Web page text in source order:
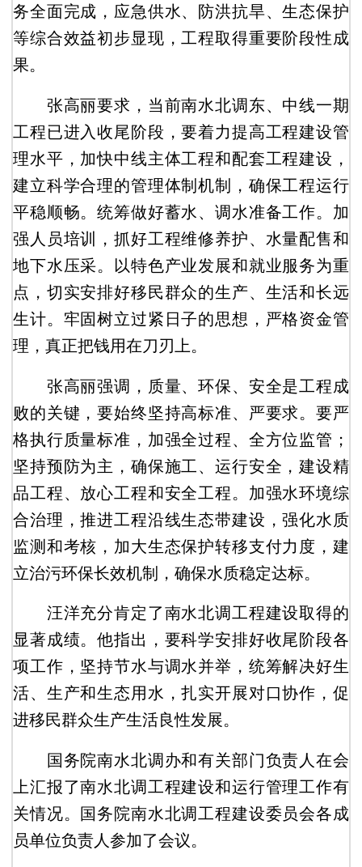
务全面完成，应急供水、防洪抗旱、生态保护
等综合效益初步显现，工程取得重要阶段性成
果。
张高丽要求，当前南水北调东、中线一期
工程已进入收尾阶段，要着力提高工程建设管
理水平，加快中线主体工程和配套工程建设，
建立科学合理的管理体制机制，确保工程运行
平稳顺畅。统筹做好蓄水、调水准备工作。加
强人员培训，抓好工程维修养护、水量配售和
地下水压采。以特色产业发展和就业服务为重
点，切实安排好移民群众的生产、生活和长远
生计。牢固树立过紧日子的思想，严格资金管
理，真正把钱用在刀刃上。
张高丽强调，质量、环保、安全是工程成
败的关键，要始终坚持高标准、严要求。要严
格执行质量标准，加强全过程、全方位监管；
坚持预防为主，确保施工、运行安全，建设精
品工程、放心工程和安全工程。加强水环境综
合治理，推进工程沿线生态带建设，强化水质
监测和考核，加大生态保护转移支付力度，建
立治污环保长效机制，确保水质稳定达标。
汪洋充分肯定了南水北调工程建设取得的
显著成绩。他指出，要科学安排好收尾阶段各
项工作，坚持节水与调水并举，统筹解决好生
活、生产和生态用水，扎实开展对口协作，促
进移民群众生产生活良性发展。
国务院南水北调办和有关部门负责人在会
上汇报了南水北调工程建设和运行管理工作有
关情况。国务院南水北调工程建设委员会各成
员单位负责人参加了会议。